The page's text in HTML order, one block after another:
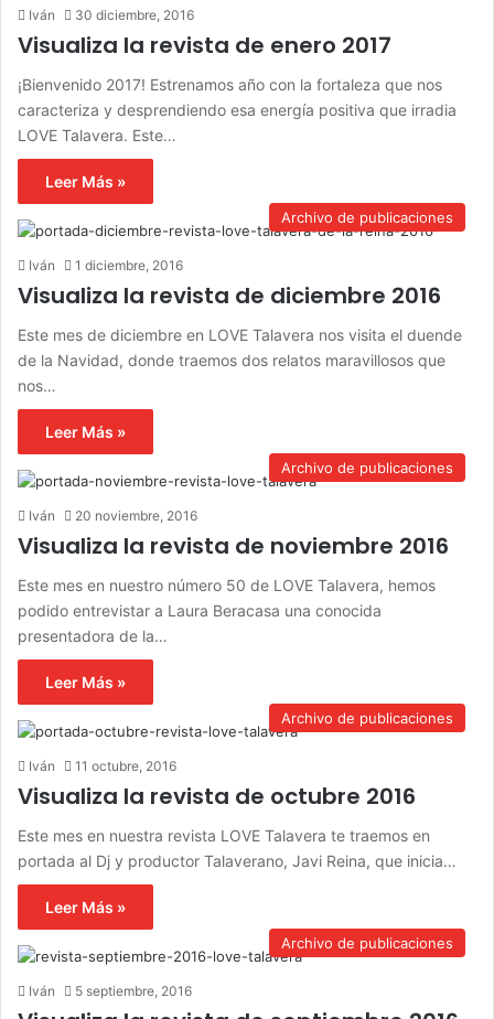
Iván 30 diciembre, 2016
Visualiza la revista de enero 2017
¡Bienvenido 2017! Estrenamos año con la fortaleza que nos
caracteriza y desprendiendo esa energía positiva que irradia
LOVE Talavera. Este…
Leer Más »
Archivo de publicaciones
Iván 1 diciembre, 2016
Visualiza la revista de diciembre 2016
Este mes de diciembre en LOVE Talavera nos visita el duende
de la Navidad, donde traemos dos relatos maravillosos que
nos…
Leer Más »
Archivo de publicaciones
Iván 20 noviembre, 2016
Visualiza la revista de noviembre 2016
Este mes en nuestro número 50 de LOVE Talavera, hemos
podido entrevistar a Laura Beracasa una conocida
presentadora de la…
Leer Más »
Archivo de publicaciones
Iván 11 octubre, 2016
Visualiza la revista de octubre 2016
Este mes en nuestra revista LOVE Talavera te traemos en
portada al Dj y productor Talaverano, Javi Reina, que inicia…
Leer Más »
Archivo de publicaciones
Iván 5 septiembre, 2016